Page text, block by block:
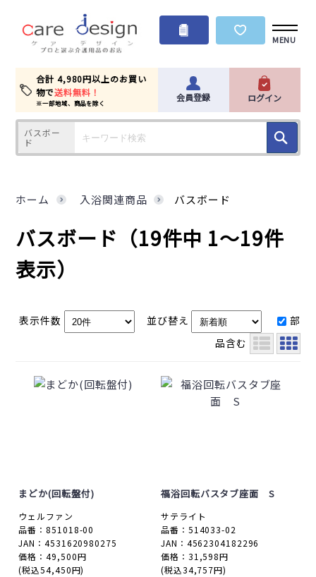
MENU
合計 4,980円以上のお買い
物で送料無料！
※一部地域、商品を除く 会員登録 ログイン
バスボー
ド
ホーム 入浴関連商品 バスボード
バスボード （19件中 1～19件
表示）
表示件数 並び替え
部
品含む
まどか(回転盤付)
ウェルファン
品番：851018-00
JAN：4531620980275
価格：49,500円
(税込54,450円)
福浴回転バスタブ座面 S
サテライト
品番：514033-02
JAN：4562304182296
価格：31,598円
(税込34,757円)